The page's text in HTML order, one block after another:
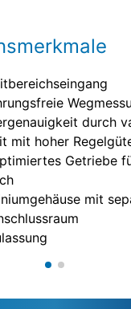
durch
mit hoher
Getriebe
mit